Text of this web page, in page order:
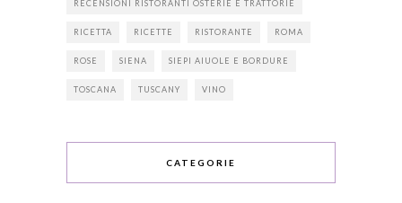
RECENSIONI RISTORANTI OSTERIE E TRATTORIE
RICETTA RICETTE RISTORANTE ROMA
ROSE SIENA SIEPI AIUOLE E BORDURE
TOSCANA TUSCANY VINO
CATEGORIE